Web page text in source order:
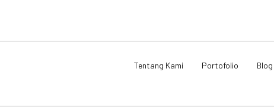
Tentang Kami Portofolio Blog